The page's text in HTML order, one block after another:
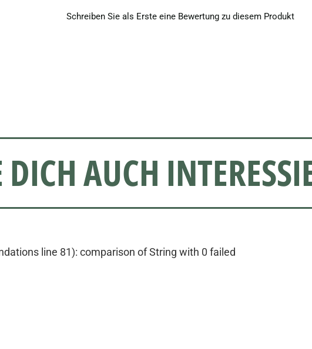
Schreiben Sie als Erste eine Bewertung zu diesem Produkt
AUCH
line 81): comparison of String with 0 failed